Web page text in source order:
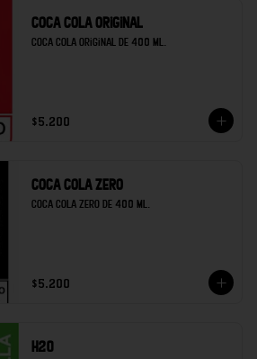
Coca cola original
Coca cola original de 400 ml.
$5.200
Coca cola zero
Coca cola zero de 400 ml.
$5.200
H20